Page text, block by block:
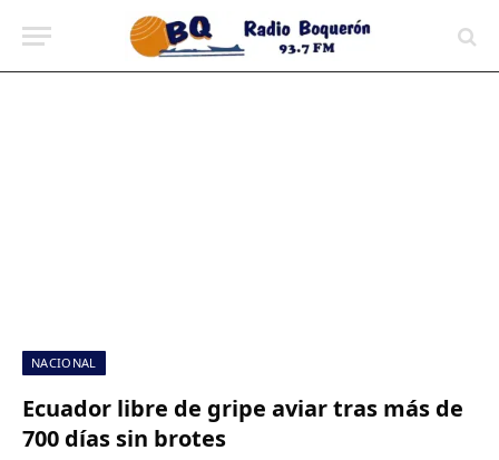
NACIONAL
Ecuador libre de gripe aviar tras más de
700 días sin brotes